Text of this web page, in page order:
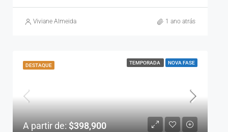
Viviane Almeida 1 ano atrás
DESTAQUE TEMPORADA NOVA FASE
A partir de:$398,900